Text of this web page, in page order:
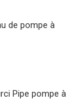
de pompe à
Pipe pompe à